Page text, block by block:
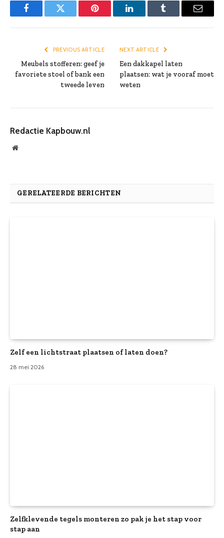
FacebookTwitter Pinterest LinkedInTumblr Email
PREVIOUS ARTICLE
Meubels stofferen: geef je
favoriete stoel of bank een
tweede leven
NEXT ARTICLE
Een dakkapel laten
plaatsen: wat je vooraf moet
weten
Redactie Kapbouw.nl
Website
GERELATEERDE BERICHTEN
Zelf een lichtstraat plaatsen of laten doen?
28 mei 2026
Zelfklevende tegels monteren zo pak je het stap voor
stap aan